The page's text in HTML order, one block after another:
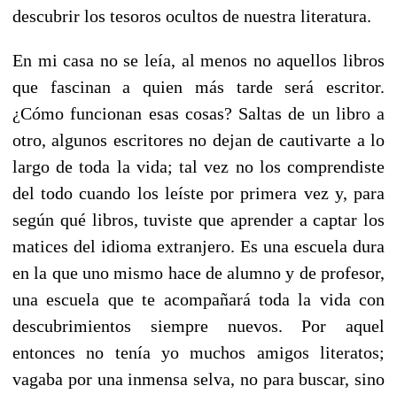
descubrir los tesoros ocultos de nuestra literatura.
En mi casa no se leía, al menos no aquellos libros
que fascinan a quien más tarde será escritor.
¿Cómo funcionan esas cosas? Saltas de un libro a
otro, algunos escritores no dejan de cautivarte a lo
largo de toda la vida; tal vez no los comprendiste
del todo cuando los leíste por primera vez y, para
según qué libros, tuviste que aprender a captar los
matices del idioma extranjero. Es una escuela dura
en la que uno mismo hace de alumno y de profesor,
una escuela que te acompañará toda la vida con
descubrimientos siempre nuevos. Por aquel
entonces no tenía yo muchos amigos literatos;
vagaba por una inmensa selva, no para buscar, sino